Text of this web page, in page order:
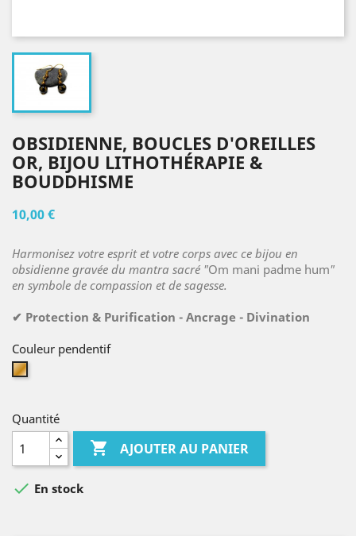
OBSIDIENNE, BOUCLES D'OREILLES
OR, BIJOU LITHOTHÉRAPIE &
BOUDDHISME
10,00 €
Harmonisez votre esprit et votre corps avec ce bijou en
obsidienne gravée du mantra sacré "Om mani padme hum"
en symbole de compassion et de sagesse.
✔ Protection & Purification - Ancrage - Divination
Couleur pendentif
Or
Quantité
 AJOUTER AU PANIER
 En stock